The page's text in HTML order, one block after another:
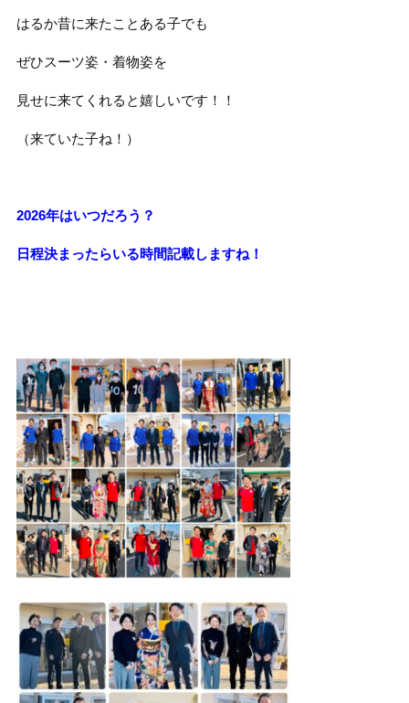
はるか昔に来たことある子でも
ぜひスーツ姿・着物姿を
見せに来てくれると嬉しいです！！
（来ていた子ね！）
2026年はいつだろう？
日程決まったらいる時間記載しますね！